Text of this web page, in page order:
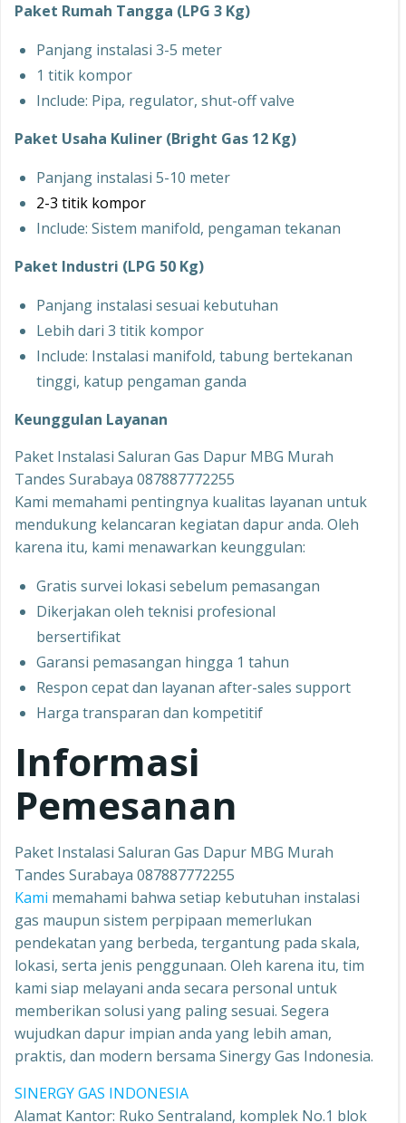
Paket Rumah Tangga (LPG 3 Kg)
Panjang instalasi 3-5 meter
1 titik kompor
Include: Pipa, regulator, shut-off valve
Paket Usaha Kuliner (Bright Gas 12 Kg)
Panjang instalasi 5-10 meter
2-3 titik kompor
Include: Sistem manifold, pengaman tekanan
Paket Industri (LPG 50 Kg)
Panjang instalasi sesuai kebutuhan
Lebih dari 3 titik kompor
Include: Instalasi manifold, tabung bertekanan
tinggi, katup pengaman ganda
Keunggulan Layanan
Paket Instalasi Saluran Gas Dapur MBG Murah
Tandes Surabaya 087887772255
Kami memahami pentingnya kualitas layanan untuk
mendukung kelancaran kegiatan dapur anda. Oleh
karena itu, kami menawarkan keunggulan:
Gratis survei lokasi sebelum pemasangan
Dikerjakan oleh teknisi profesional
bersertifikat
Garansi pemasangan hingga 1 tahun
Respon cepat dan layanan after-sales support
Harga transparan dan kompetitif
Informasi
Pemesanan
Paket Instalasi Saluran Gas Dapur MBG Murah
Tandes Surabaya 087887772255
Kami memahami bahwa setiap kebutuhan instalasi
gas maupun sistem perpipaan memerlukan
pendekatan yang berbeda, tergantung pada skala,
lokasi, serta jenis penggunaan. Oleh karena itu, tim
kami siap melayani anda secara personal untuk
memberikan solusi yang paling sesuai. Segera
wujudkan dapur impian anda yang lebih aman,
praktis, dan modern bersama Sinergy Gas Indonesia.
SINERGY GAS INDONESIA
Alamat Kantor: Ruko Sentraland, komplek No.1 blok